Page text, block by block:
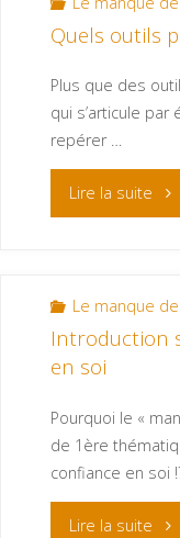
Quels outils
Plus que des
qui s’articule par
repérer …
Lire la suite
Le manque
Introduction
en soi
Pourquoi le «
de 1ère
confiance en soi
Lire la suite